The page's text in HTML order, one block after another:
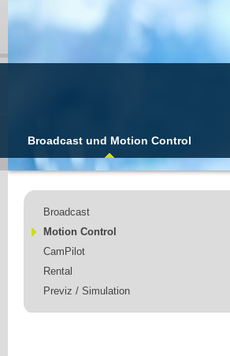
Broadcast
Motion Control
CamPilot
Rental
Previz / Simulation
Broadcast und Motion Control